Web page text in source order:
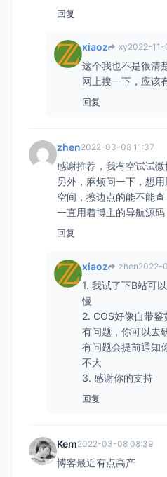
回复
xiaoz xy2022-
这个我也不是很清
网上搜一下，应该
回复
zhen2022-03-08 11:37
感谢推荐，我有空试试微
另外，麻烦问一下，想
空间，擦边点的能不能
一直用着博主的导航源码
回复
xiaoz zhen2022-
1. 我试了下B站可
慢
2. COS好像自带
有问题，你可以去
有问题会提前通知
不大
3. 感谢你的支持
回复
Kem2022-03-08 08:39
博客最近有点高产